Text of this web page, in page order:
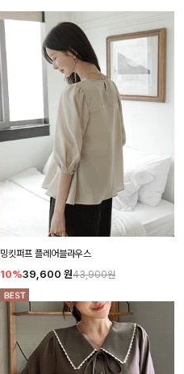
밍킷퍼프 플레어블라우스
10%39,600 원43,900원